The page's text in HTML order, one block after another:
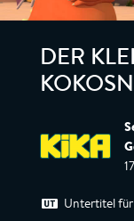
DER
17
Untertitel